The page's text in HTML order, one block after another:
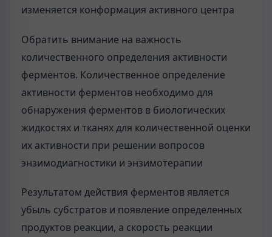
изменяется конформация активного центра
Обратить внимание на важность
количественного определения активности
ферментов. Количественное определение
активности ферментов необходимо для
обнаружения ферментов в биологических
жидкостях и тканях для количественной оценки
их активности при решении вопросов
энзимодиагностики и энзимотерапии
Результатом действия ферментов является
убыль субстратов и появление определенных
продуктов реакции, а скорость реакции